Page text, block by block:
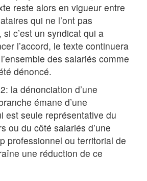
reste alors en vigueur entre
qui ne l’ont pas
c’est un syndicat qui a
l’accord, le texte continuera
des salariés comme
dénoncé.
la dénonciation d’une
émane d’une
est seule représentative du
ou du côté salariés d’une
professionnel ou territorial de
une réduction de ce